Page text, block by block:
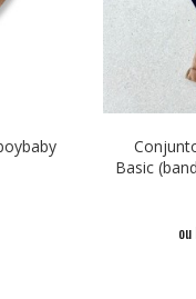
Basic